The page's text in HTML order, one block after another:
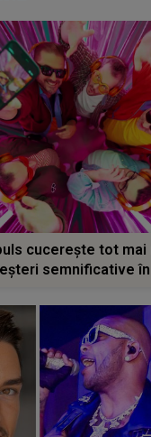
cucerește tot mai
semnificative